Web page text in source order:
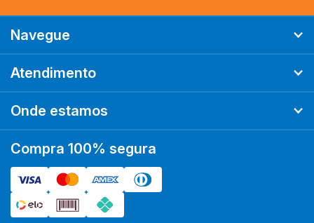
Navegue
Atendimento
Onde estamos
Compra 100% segura